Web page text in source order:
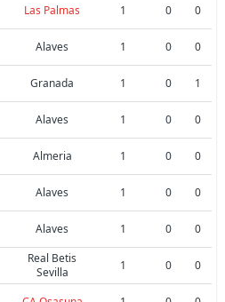
Las Palmas 1 0 0
Alaves 1 0 0
Granada 1 0 1
Alaves 1 0 0
Almeria 1 0
0
Alaves 1 0 0
Alaves 1 0 0
Real Betis
Sevilla
1 0 0